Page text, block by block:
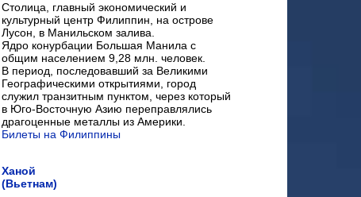
Столица, главный экономический и
культурный центр Филиппин, на острове
Лусон, в Манильском залива.
Ядро конурбации Большая Манила с
общим населением 9,28 млн. человек.
В период, последовавший за Великими
Географическими открытиями, город
служил транзитным пунктом, через который
в Юго-Восточную Азию переправлялись
драгоценные металлы из Америки.
Билеты на Филиппины
Ханой
(Вьетнам)